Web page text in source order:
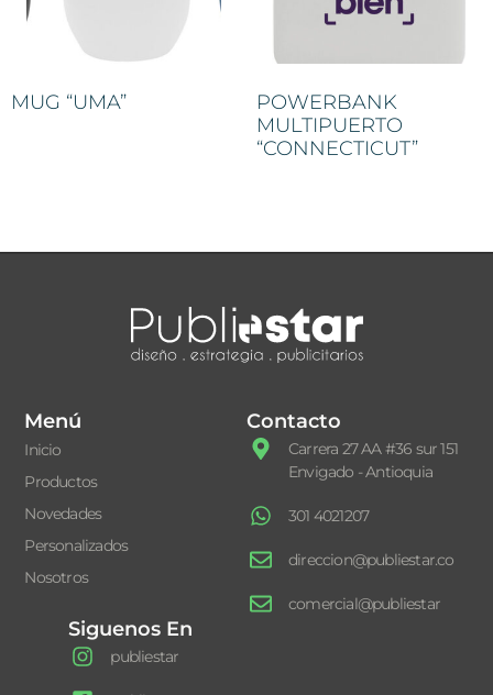
MUG “UMA”
POWERBANK
MULTIPUERTO
“CONNECTICUT”
Menú
Inicio
Productos
Novedades
Personalizados
Nosotros
Contacto
Carrera 27 AA #36 sur 151
Envigado - Antioquia
301 4021207
direccion@publiestar.co
comercial@publiestar
Siguenos En
publiestar